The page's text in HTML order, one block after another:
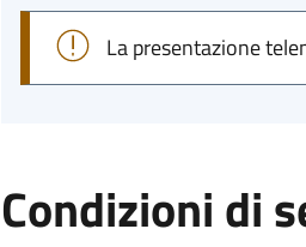
La presentazione
Condizioni di